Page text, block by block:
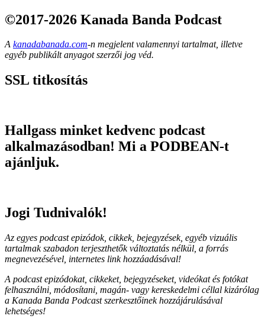
©2017-2026 Kanada Banda Podcast
A kanadabanada.com-n megjelent valamennyi tartalmat, illetve
egyéb publikált anyagot szerzői jog véd.
SSL titkosítás
Hallgass minket kedvenc podcast
alkalmazásodban! Mi a PODBEAN-t
ajánljuk.
Jogi Tudnivalók!
Az egyes podcast epizódok, cikkek, bejegyzések, egyéb vizuális
tartalmak szabadon terjeszthetők változtatás nélkül, a forrás
megnevezésével, internetes link hozzáadásával!
A podcast epizódokat, cikkeket, bejegyzéseket, videókat és fotókat
felhasználni, módosítani, magán- vagy kereskedelmi céllal kizárólag
a Kanada Banda Podcast szerkesztőinek hozzájárulásával
lehetséges!